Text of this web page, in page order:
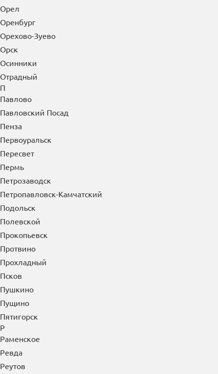
Орел
Оренбург
Орехово-Зуево
Орск
Осинники
Отрадный
П
Павлово
Павловский Посад
Пенза
Первоуральск
Пересвет
Пермь
Петрозаводск
Петропавловск-Камчатский
Подольск
Полевской
Прокопьевск
Протвино
Прохладный
Псков
Пушкино
Пущино
Пятигорск
Р
Раменское
Ревда
Реутов